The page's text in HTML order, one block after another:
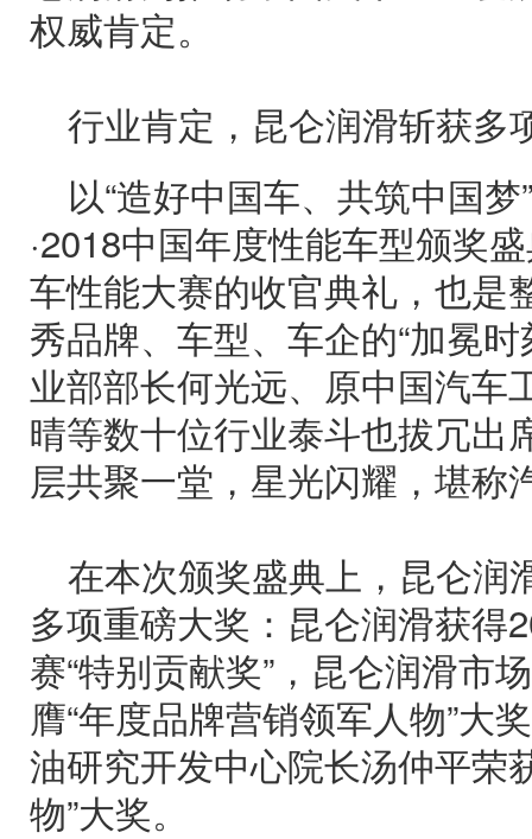
权威肯定。
行业肯定，昆仑润滑斩获多
以“造好中国车、共筑中国
·2018中国年度性能车型颁奖
车性能大赛的收官典礼，也是
秀品牌、车型、车企的“加冕
业部部长何光远、原中国汽车
晴等数十位行业泰斗也拔冗出
层共聚一堂，星光闪耀，堪称
在本次颁奖盛典上，昆仑润
多项重磅大奖：昆仑润滑获得
赛“特别贡献奖”，昆仑润滑市
膺“年度品牌营销领军人物”大
油研究开发中心院长汤仲平荣
物”大奖。